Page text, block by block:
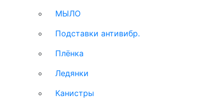
МЫЛО
Подставки антивибр.
Плёнка
Ледянки
Канистры